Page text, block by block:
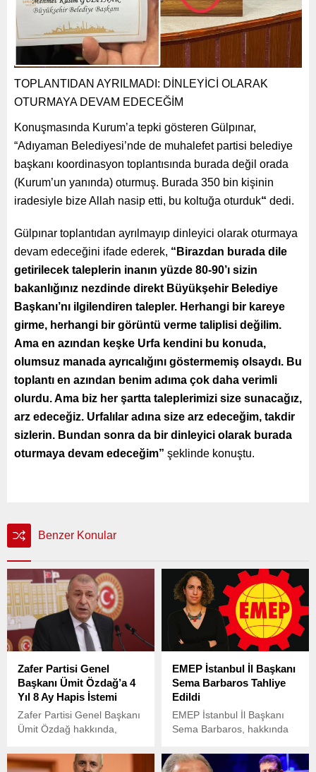
TOPLANTIDAN AYRILMADI: DİNLEYİCİ OLARAK
OTURMAYA DEVAM EDECEĞİM
Konuşmasında Kurum’a tepki gösteren Gülpınar,
“Adıyaman Belediyesi’nde de muhalefet partisi belediye
başkanı koordinasyon toplantısında burada değil orada
(Kurum’un yanında) oturmuş. Burada 350 bin kişinin
iradesiyle bize Allah nasip etti, bu koltuğa oturduk“ dedi.
Gülpınar toplantıdan ayrılmayıp dinleyici olarak oturmaya
devam edeceğini ifade ederek, “Birazdan burada dile
getirilecek taleplerin inanın yüzde 80-90’ı sizin
bakanlığınız nezdinde direkt Büyükşehir Belediye
Başkanı’nı ilgilendiren talepler. Herhangi bir kareye
girme, herhangi bir görüntü verme taliplisi değilim.
Ama en azından keşke Urfa kendini bu konuda,
olumsuz manada ayrıcalığını göstermemiş olsaydı. Bu
toplantı en azından benim adıma çok daha verimli
olurdu. Ama biz her şartta taleplerimizi size sunacağız,
arz edeceğiz. Urfalılar adına size arz edeceğim, takdir
sizlerin. Bundan sonra da bir dinleyici olarak burada
oturmaya devam edeceğim” şeklinde konuştu.
Benzer Konular
Zafer Partisi Genel
Başkanı Ümit Özdağ’a 4
Yıl 8 Ay Hapis İstemi
Zafer Partisi Genel Başkanı
Ümit Özdağ hakkında,
düzenlediği İl Başkanları
EMEP İstanbul İl Başkanı
Sema Barbaros Tahliye
Edildi
EMEP İstanbul İl Başkanı
Sema Barbaros, hakkında
örgütü üyeliği” suçlamasıyla